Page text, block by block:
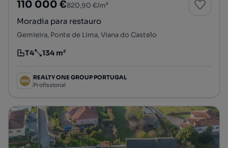
110 000 €820,90 €/m²
Moradia para restauro
Gemieira, Ponte de Lima, Viana do Castelo
Tipologia
T4
Preço por metro quadrado
134 m²
REALTY ONE GROUP PORTUGAL
Profissional